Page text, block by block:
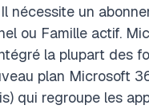
nécessite un
ou Famille actif.
la plupart des
plan Microsoft
qui regroupe les